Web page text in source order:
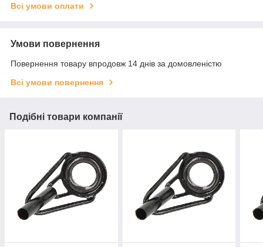
Всі умови оплати
Умови повернення
Повернення товару впродовж 14 днів за домовленістю
Всі умови повернення
Подібні товари компанії